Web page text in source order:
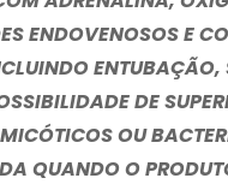
ENDOVENOSOS E
ENTUBAÇÃO,
DE
OU
QUANDO O